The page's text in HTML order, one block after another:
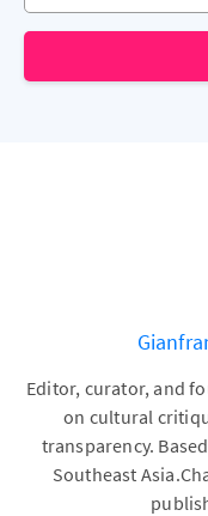
Editor, curator, and
on cultural
transparency.
Southeast